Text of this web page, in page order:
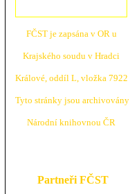
FČST je zapsána v OR u
Krajského soudu v Hradci
Králové, oddíl L, vložka 7922
Tyto stránky jsou archivovány
Národní knihovnou ČR
Partneři FČST